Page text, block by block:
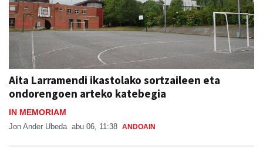
Aita Larramendi ikastolako sortzaileen eta
ondorengoen arteko katebegia
IN MEMORIAM
Jon Ander Ubeda abu 06, 11:38 ANDOAIN